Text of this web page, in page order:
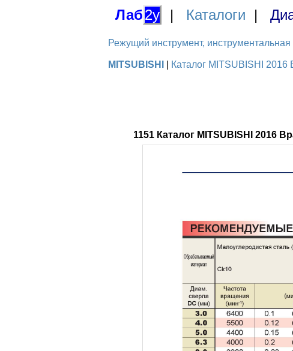
Лаб2у | Каталоги |
Режущий инструмент,
MITSUBISHI Каталог MITSUBISHI
1151 Каталог MITSUBISHI 2016